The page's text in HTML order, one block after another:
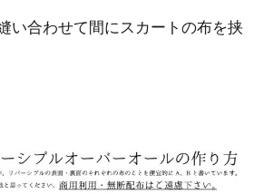
い合わせて間にスカートの布を挟